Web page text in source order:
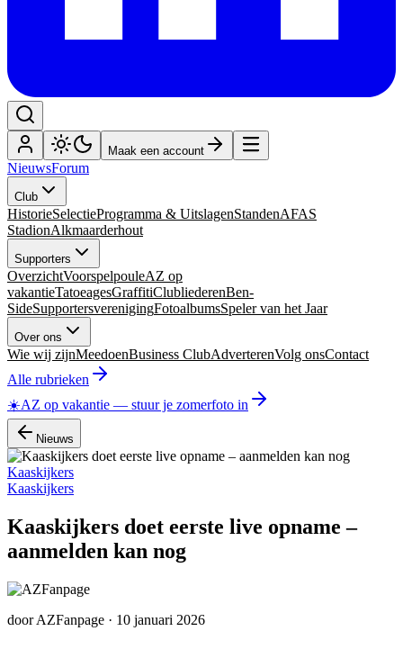
Maak een account
NieuwsForum
Club
HistorieSelectieProgramma & UitslagenStandenAFAS
StadionAlkmaarderhout
Supporters
OverzichtVoorspelpouleAZ op
vakantieTatoeagesGraffitiClubliederenBen-
SideSupportersverenigingFotoalbumsSpeler van het Jaar
Over ons
Wie wij zijnMeedoenBusiness ClubAdverterenVolg onsContact
Alle rubrieken
☀️AZ op vakantie — stuur je zomerfoto in
Nieuws
Kaaskijkers
Kaaskijkers
Kaaskijkers doet eerste live opname –
aanmelden kan nog
door AZFanpage · 10 januari 2026